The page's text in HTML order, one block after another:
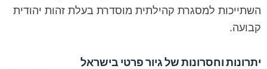
השתייכות למסגרת קהילתית מוסדרת בעלת זהות יהודית
קבועה.
יתרונות וחסרונות של גיור פרטי בישראל